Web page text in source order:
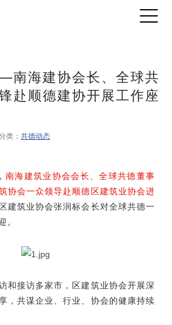
海建协会长、全球共
赴顺德建协开展工作座
类： 共德动态
南海建筑业协会会长、全球共德董事
协会一众领导赴顺德区建筑业协会进
建筑业协会张润标会长对全球共德一
。
和接访多家市，区建筑业协会开展深
，共谋企业、行业、协会的健康持续